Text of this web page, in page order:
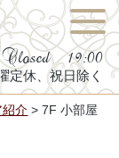
19:00
定休、祝日除く
紹介 >7F 小部屋